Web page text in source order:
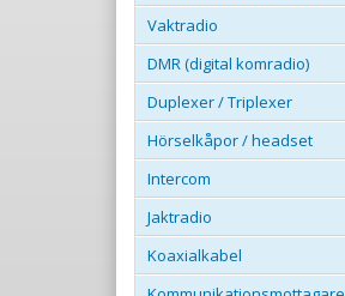
Vaktradio
DMR (digital komradio)
Duplexer / Triplexer
Hörselkåpor / headset
Intercom
Jaktradio
Koaxialkabel